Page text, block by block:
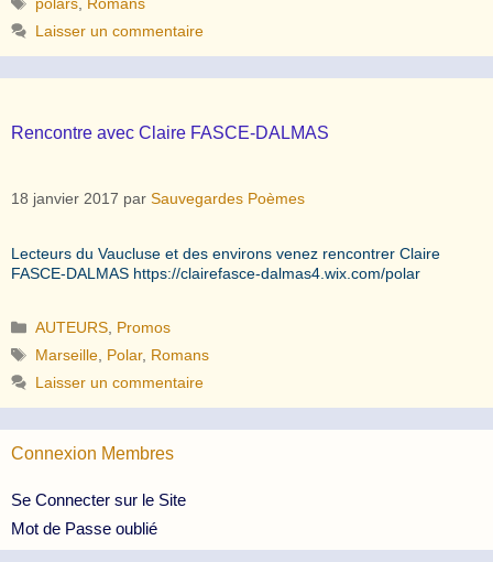
Laisser un commentaire
Rencontre avec Claire FASCE-DALMAS
18 janvier 2017 par Sauvegardes Poèmes
Lecteurs du Vaucluse et des environs venez rencontrer Claire
FASCE-DALMAS https://clairefasce-dalmas4.wix.com/polar
Catégories
AUTEURS Promos
Étiquettes
Marseille Polar, Romans
Laisser un commentaire
Connexion Membres
Se Connecter sur le Site
Mot de Passe oublié